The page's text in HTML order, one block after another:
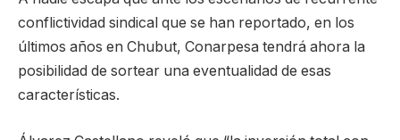
conflictividad sindical que se han reportado, en los
últimos años en Chubut, Conarpesa tendrá ahora la
posibilidad de sortear una eventualidad de esas
características.